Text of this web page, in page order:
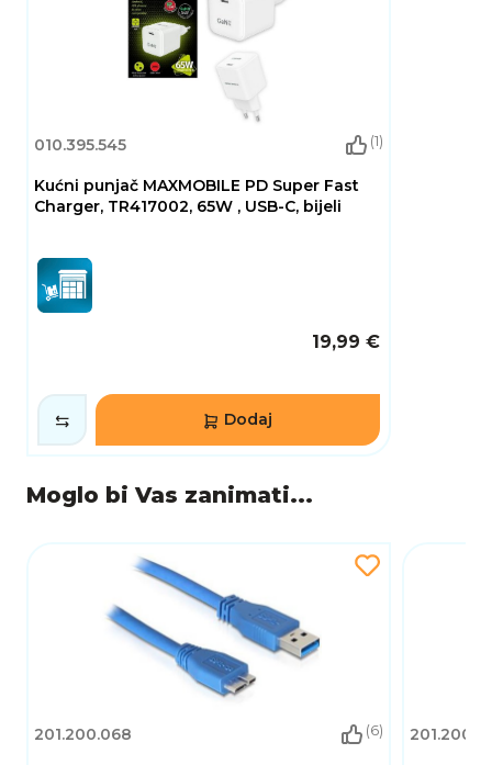
010.395.545 (1)
Kućni punjač MAXMOBILE PD Super Fast
Charger, TR417002, 65W , USB-C, bijeli
19,99 €
Dodaj
Moglo bi Vas zanimati...
201.200.068 (6)